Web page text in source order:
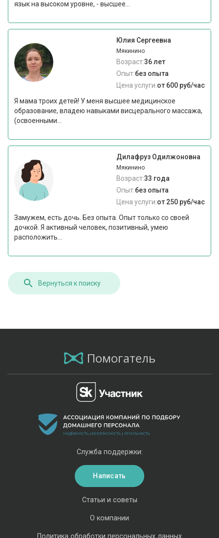
язык на высоком уровне, - высшее...
Юлия Сергеевна
Мякинино
Возраст:36 лет
Опыт:без опыта
Цена услуги:от 600 руб/час
Я мама троих детей! У меня высшее медицинское
образование, владею навыками висцерального массажа,
(освоенными...
Дилафруз Одилжоновна
Мякинино
Возраст:33 года
Опыт:без опыта
Цена услуги:от 250 руб/час
Замужем, есть дочь. Без опыта. Опыт только со своей
дочкой. Я активный человек, позитивный, умею
расположить...
Вернуться к поиску
Помогатель
Статьи и советы
О компании
Политика обработки персональных данных
Служба поддержки:
Написать